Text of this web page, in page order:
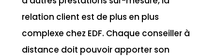
relation client est de plus en plus
complexe chez EDF. Chaque conseiller à
distance doit pouvoir apporter son